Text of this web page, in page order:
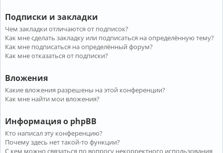
Подписки и закладки
Чем закладки отличаются от подписок?
Как мне сделать закладку или подписаться на определённую тему?
Как мне подписаться на определённый форум?
Как мне отказаться от подписки?
Вложения
Какие вложения разрешены на этой конференции?
Как мне найти мои вложения?
Информация о phpBB
Кто написал эту конференцию?
Почему здесь нет такой-то функции?
С кем можно связаться по вопросу некорректного использования